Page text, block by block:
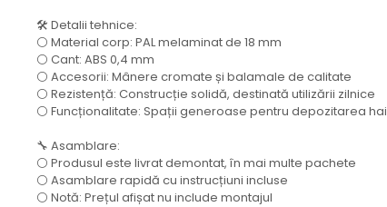
🛠️ Detalii tehnice:
⚪ Material corp: PAL melaminat de 18 mm
⚪ Cant: ABS 0,4 mm
⚪ Accesorii: Mânere cromate și balamale de calitate
⚪ Rezistență: Construcție solidă, destinată utilizării zilnice
⚪ Funcționalitate: Spații generoase pentru depozitarea
🔧 Asamblare:
⚪ Produsul este livrat demontat, în mai multe pachete
⚪ Asamblare rapidă cu instrucțiuni incluse
⚪ Notă: Prețul afișat nu include montajul